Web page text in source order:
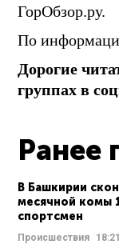
ГорОбзор.ру.
По
Дорогие
группах в
Ранее
В Башкирии
месячной комы
спортсмен
Происшествия 18:21